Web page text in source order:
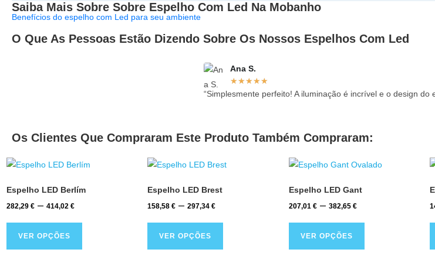
Saiba Mais Sobre Sobre Espelho Com Led Na Mobanho
Benefícios do espelho com Led para seu ambiente
O Que As Pessoas Estão Dizendo Sobre Os Nossos Espelhos Com Led
Ana S.
★★★★★
“Simplesmente perfeito! A iluminação é incrível e o design
Os Clientes Que Compraram Este Produto Também Compraram:
Espelho LED Berlím
282,29 € – 414,02 €
VER OPÇÕES
Espelho LED Brest
158,58€ – 297,34€
VER OPÇÕES
Espelho LED Gant
207,01 € – 382,65 €
VER OPÇÕES